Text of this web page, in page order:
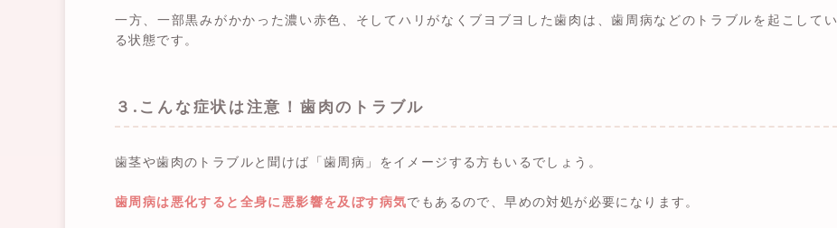
一方、一部黒みがかかった濃い赤色、そしてハリがなくブヨブヨした歯肉は、歯周病などのトラブルを起こしてい
る状態です。
３.こんな症状は注意！歯肉のトラブル
歯茎や歯肉のトラブルと聞けば「歯周病」をイメージする方もいるでしょう。
歯周病は悪化すると全身に悪影響を及ぼす病気でもあるので、早めの対処が必要になります。